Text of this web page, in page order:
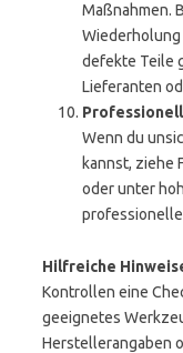
Maßnahmen.
Wiederholung
defekte Teile
Lieferanten
Wenn du
kannst, ziehe
oder unter
Hilfreiche
Kontrollen eine
geeignetes
Herstellerangaben